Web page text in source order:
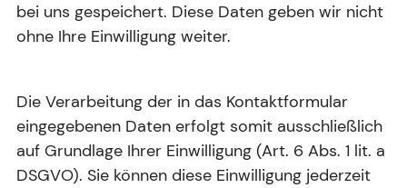
bei uns gespeichert. Diese Daten geben wir nicht
ohne Ihre Einwilligung weiter.
Die Verarbeitung der in das Kontaktformular
eingegebenen Daten erfolgt somit ausschließlich
auf Grundlage Ihrer Einwilligung (Art. 6 Abs. 1 lit. a
DSGVO). Sie können diese Einwilligung jederzeit